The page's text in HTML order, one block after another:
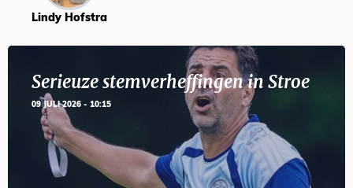
Lindy Hofstra
Serieuze stemverheffingen in Stroe
09 JULI 2026 - 10:15